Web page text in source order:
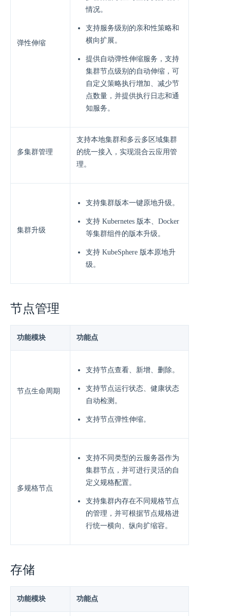
弹性伸缩
情况。
⽀持服务级别的亲和性策略和
横向扩展。
提供⾃动弹性伸缩服务，⽀持
集群节点级别的⾃动伸缩，可
⾃定义策略执⾏增加、减少节
点数量，并提供执⾏⽇志和通
知服务。
多集群管理
⽀持本地集群和多云多区域集群
的统⼀接⼊，实现混合云应⽤管
理。
集群升级
⽀持集群版本⼀键原地升级。
⽀持 Kubernetes 版本、Docker
等集群组件的版本升级。
⽀持 KubeSphere 版本原地升
级。
节点管理
功能模块 功能点
节点生命周期
支持节点查看、新增、删除。
支持节点运行状态、健康状态
自动检测。
支持节点弹性伸缩。
多规格节点
支持不同类型的云服务器作为
集群节点，并可进行灵活的⾃
定义规格配置。
⽀持集群内存在不同规格节点
的管理，并可根据节点规格进
⾏统⼀横向、纵向扩缩容。
存储
功能模块 功能点